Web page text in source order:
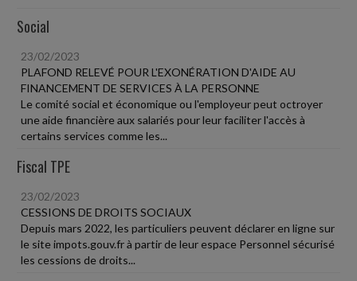
Social
23/02/2023
PLAFOND RELEVÉ POUR L'EXONÉRATION D'AIDE AU
FINANCEMENT DE SERVICES À LA PERSONNE
Le comité social et économique ou l'employeur peut octroyer
une aide financière aux salariés pour leur faciliter l'accès à
certains services comme les...
Fiscal TPE
23/02/2023
CESSIONS DE DROITS SOCIAUX
Depuis mars 2022, les particuliers peuvent déclarer en ligne sur
le site impots.gouv.fr à partir de leur espace Personnel sécurisé
les cessions de droits...